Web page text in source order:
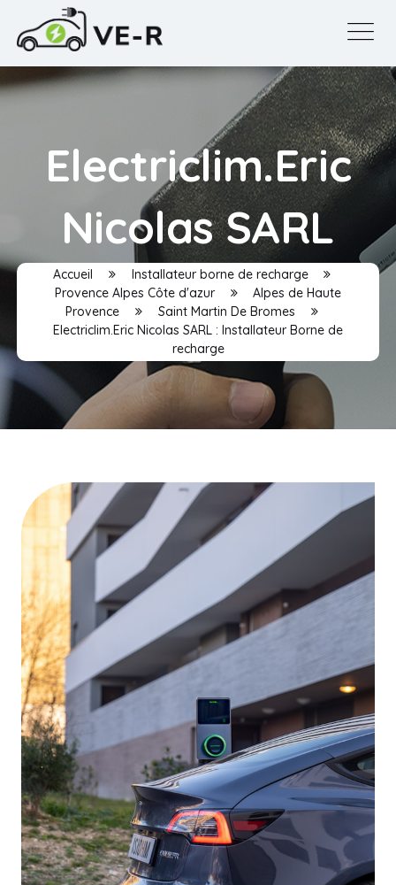
Electriclim.Eric
Nicolas SARL
Accueil
Installateur borne de recharge
Provence Alpes Côte d'azur
Alpes de Haute
Provence
Saint Martin De Bromes
Electriclim.Eric Nicolas SARL : Installateur Borne de
recharge